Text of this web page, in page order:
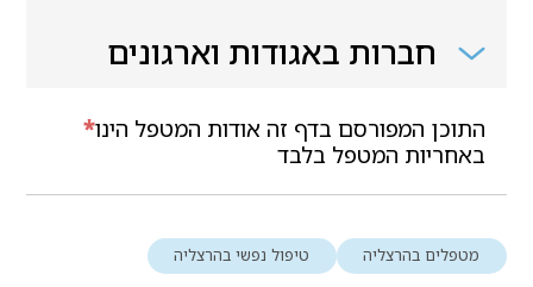
חברות באגודות וארגונים
*התוכן המפורסם בדף זה אודות המטפל הינו
באחריות המטפל בלבד
מטפלים בהרצליה טיפול נפשי בהרצליה